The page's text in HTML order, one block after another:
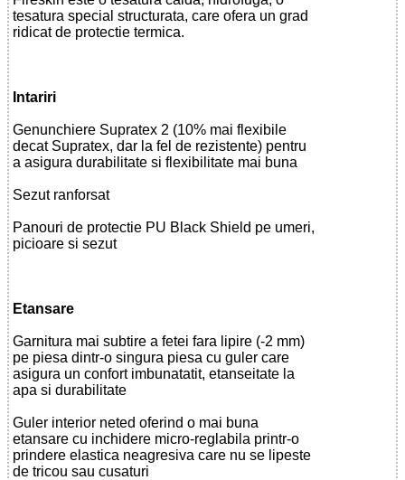
tesatura special structurata, care ofera un grad
ridicat de protectie termica.
Intariri
Genunchiere Supratex 2 (10% mai flexibile
decat Supratex, dar la fel de rezistente) pentru
a asigura durabilitate si flexibilitate mai buna
Sezut ranforsat
Panouri de protectie PU Black Shield pe umeri,
picioare si sezut
Etansare
Garnitura mai subtire a fetei fara lipire (-2 mm)
pe piesa dintr-o singura piesa cu guler care
asigura un confort imbunatatit, etanseitate la
apa si durabilitate
Guler interior neted oferind o mai buna
etansare cu inchidere micro-reglabila printr-o
prindere elastica neagresiva care nu se lipeste
de tricou sau cusaturi